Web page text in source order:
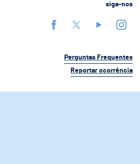
siga-nos
Perguntas Frequentes
Reportar ocorrência